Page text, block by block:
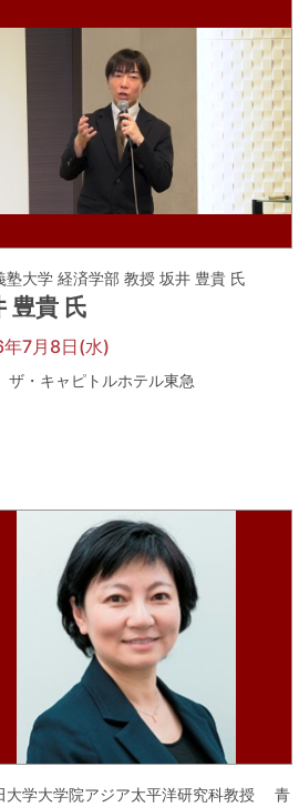
塾大学 経済学部 教授 坂井 豊貴 氏
豊貴 氏
7月8日(水)
ザ・キャピトルホテル東急
大学大学院アジア太平洋研究科教授 青